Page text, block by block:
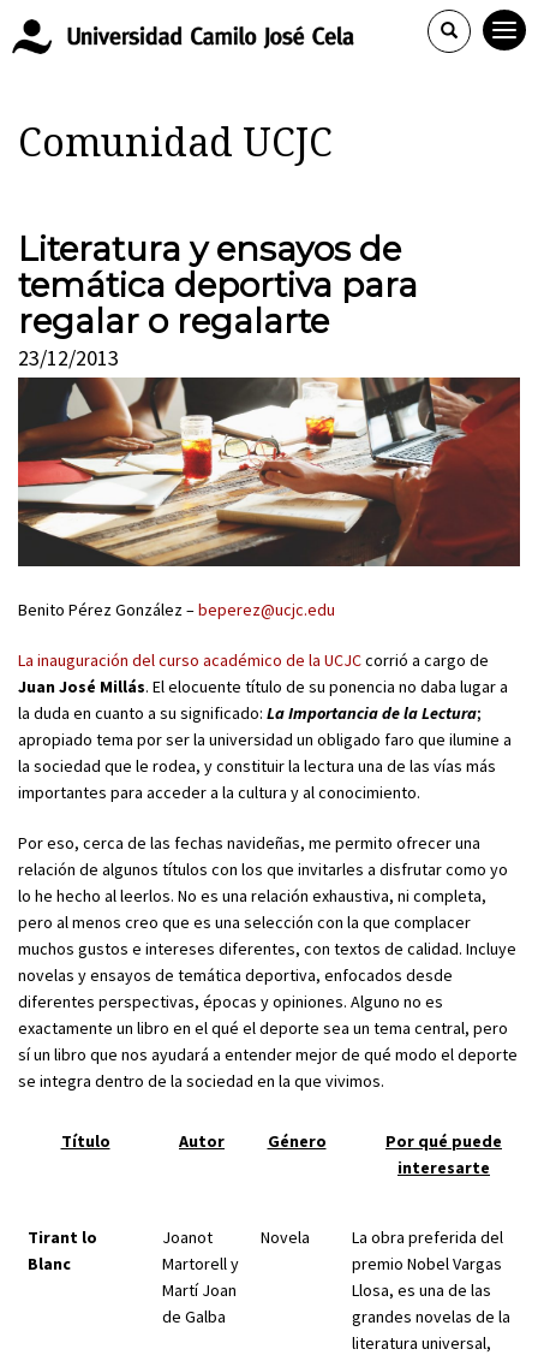
Comunidad UCJC
Literatura y ensayos de
temática deportiva para
regalar o regalarte
23/12/2013
Benito Pérez González –beperez@ucjc.edu
La inauguración del curso académico de la UCJCcorrió a cargo de
Juan José Millás. El elocuente título de su ponencia no daba lugar a
la duda en cuanto a su significado: LaImportancia de la Lectura;
apropiado tema por ser la universidad un obligado faro que ilumine a
la sociedad que le rodea, y constituir la lectura una de las vías más
importantes para acceder a la cultura y al conocimiento.
Por eso, cerca de las fechas navideñas, me permito ofrecer una
relación de algunos títulos con los que invitarles a disfrutar como yo
lo he hecho al leerlos. No es una relación exhaustiva, ni completa,
pero al menos creo que es una selección con la que complacer
muchos gustos e intereses diferentes, con textos de calidad. Incluye
novelas y ensayos de temática deportiva, enfocados desde
diferentes perspectivas, épocas y opiniones. Alguno no es
exactamente un libro en el qué el deporte sea un tema central, pero
sí un libro que nos ayudará a entender mejor de qué modo el deporte
se integra dentro de la sociedad en la que vivimos.
Título Autor Género
Por qué puede
interesarte
Tirant lo
Blanc
Joanot
Martorell y
Martí Joan
de Galba
Novela
La obra preferida del
premio Nobel Vargas
Llosa, es una de las
grandes novelas de la
literatura universal,